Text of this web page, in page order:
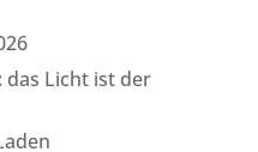
Licht ist der